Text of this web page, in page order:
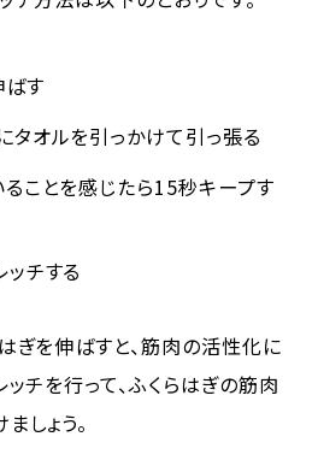
ばす
オルを引っかけて引っ張る
ことを感じたら15秒キープす
チする
ぎを伸ばすと、筋肉の活性化に
チを行って、ふくらはぎの筋肉
しょう。